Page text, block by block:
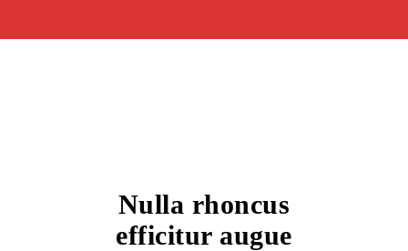
Nulla rhoncus
efficitur augue